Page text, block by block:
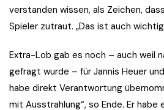
verstanden wissen, als Zeichen,
Spieler zutraut. „Das ist auch
Extra-Lob gab es noch – auch weil
gefragt wurde – für Jannis Heuer
habe direkt Verantwortung
mit Ausstrahlung“, so Ende. Er habe